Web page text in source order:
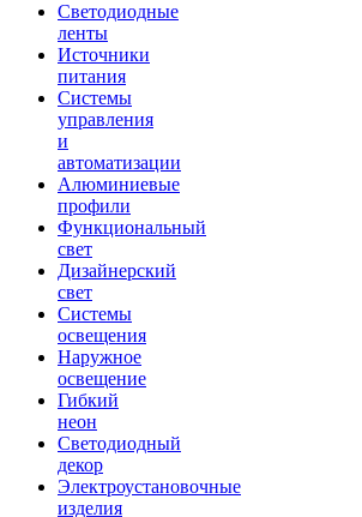
Светодиодные
ленты
Источники
питания
Системы
управления
и
автоматизации
Алюминиевые
профили
Функциональный
свет
Дизайнерский
свет
Системы
освещения
Наружное
освещение
Гибкий
неон
Светодиодный
декор
Электроустановочные
изделия